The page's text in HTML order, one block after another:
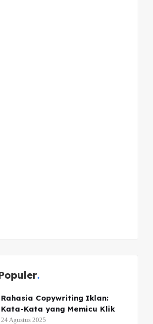
Rahasia Copywriting Iklan:
Kata-Kata yang Memicu Klik
24 Agustus 2025